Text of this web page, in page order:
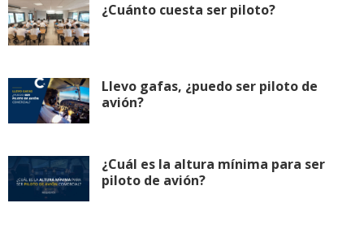
¿Cuánto cuesta ser piloto?
Llevo gafas, ¿puedo ser piloto de
avión?
¿Cuál es la altura mínima para ser
piloto de avión?